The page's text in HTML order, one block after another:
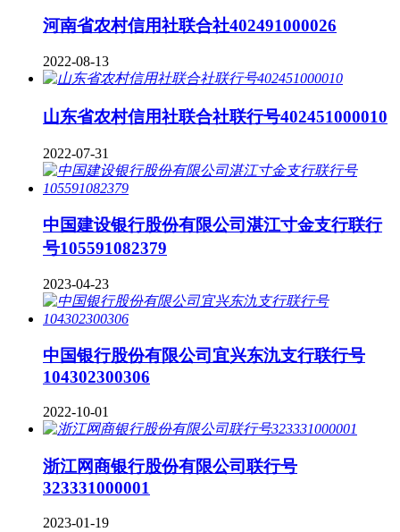
河南省农村信用社联合社402491000026
2022-08-13
山东省农村信用社联合社联行号402451000010
2022-07-31
中国建设银行股份有限公司湛江寸金支行联行
号105591082379
2023-04-23
中国银行股份有限公司宜兴东氿支行联行号
104302300306
2022-10-01
浙江网商银行股份有限公司联行号
323331000001
2023-01-19